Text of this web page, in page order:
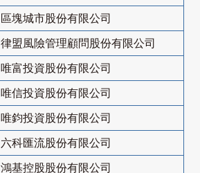
區塊城市股份有限公司
律盟風險管理顧問股份有限公司
唯富投資股份有限公司
唯信投資股份有限公司
唯鈞投資股份有限公司
六科匯流股份有限公司
鴻基控股股份有限公司